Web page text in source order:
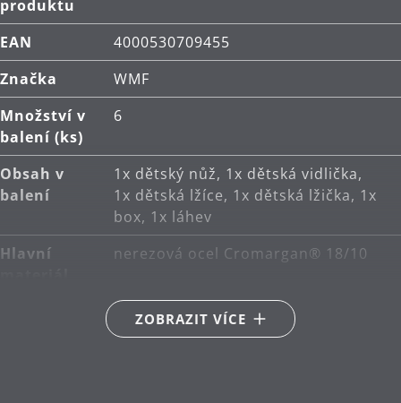
Materiál: nerezová ocel Cromargan®, která je
rozměrově stabilní, vhodná pro mytí v myčce,
zachovává své vlastnosti při kontaktu s kyselinami
i korozí a povrch je velmi dobře chráněný proti
poškrábání.
Čištění: lze mýt v myčce.
produktu
EAN
4000530709455
Značka
WMF
Množství v
balení (ks)
6
Obsah v
balení
1x dětský nůž, 1x dětská vidlička,
1x dětská lžíce, 1x dětská lžička, 1x
box, 1x láhev
Hlavní
nerezová ocel Cromargan® 18/10
lze mýt v myčce
ZOBRAZIT VÍCE